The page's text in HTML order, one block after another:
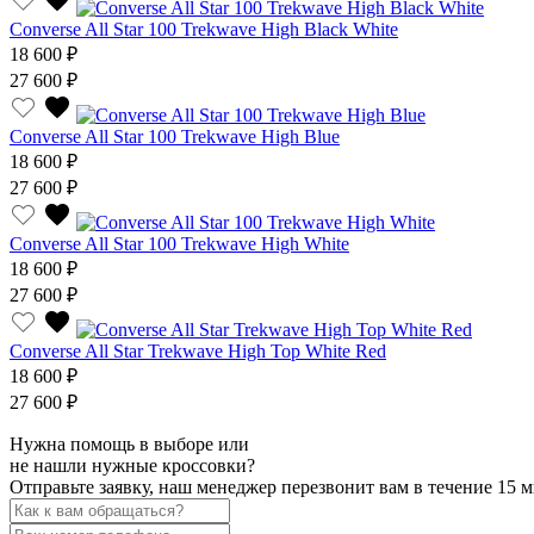
Converse All Star 100 Trekwave High Black White
18 600 ₽
27 600 ₽
Converse All Star 100 Trekwave High Blue
18 600 ₽
27 600 ₽
Converse All Star 100 Trekwave High White
18 600 ₽
27 600 ₽
Converse All Star Trekwave High Top White Red
18 600 ₽
27 600 ₽
Нужна помощь в выборе или
не нашли нужные кроссовки?
Отправьте заявку, наш менеджер перезвонит вам в течение 15